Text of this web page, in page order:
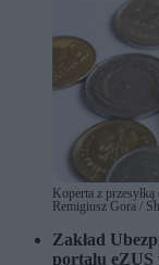
Koperta z
Remigiusz Gora /
Zakład
portalu eZUS